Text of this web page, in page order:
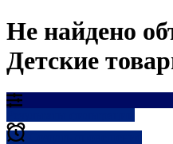
Не найдено
Детские